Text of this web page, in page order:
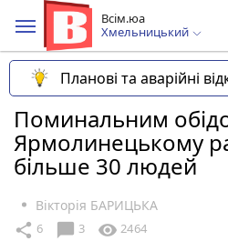
Всім.юа
Хмельницький
Планові та аварійні
Поминальним
Ярмолинецькому
більше 30 людей
Вікторія БАРИЦЬКА
share 6 chat_bubble 3 visibility 2464